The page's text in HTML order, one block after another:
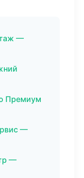
—
Премиум
—
—